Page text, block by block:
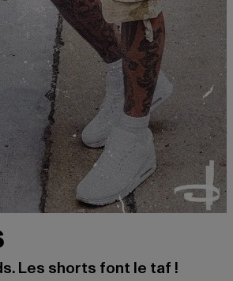
Les shorts font le taf !